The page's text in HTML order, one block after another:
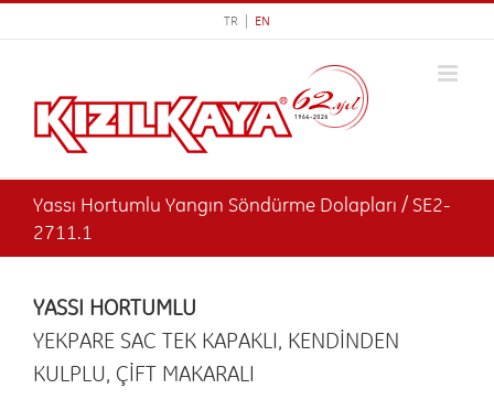
to
TR | EN
Yassı Hortumlu Yangın Söndürme Dolapları / SE2-
2711.1
YASSI HORTUMLU
YEKPARE SAC TEK KAPAKLI, KENDİNDEN
KULPLU, ÇİFT MAKARALI